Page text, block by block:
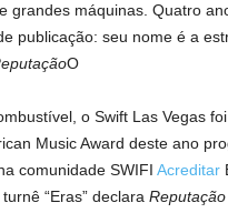
grandes máquinas. Quatro
publicação: seu nome é a
O
o Swift Las Vegas
Music Award deste ano
comunidade SWIFI Acreditar
“Eras” declara